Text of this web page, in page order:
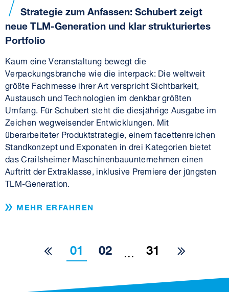
Strategie zum Anfassen: Schubert zeigt
neue TLM-Generation und klar strukturiertes
Portfolio
Kaum eine Veranstaltung bewegt die
Verpackungsbranche wie die interpack: Die weltweit
größte Fachmesse ihrer Art verspricht Sichtbarkeit,
Austausch und Technologien im denkbar größten
Umfang. Für Schubert steht die diesjährige Ausgabe im
Zeichen wegweisender Entwicklungen. Mit
überarbeiteter Produktstrategie, einem facettenreichen
Standkonzept und Exponaten in drei Kategorien bietet
das Crailsheimer Maschinenbauunternehmen einen
Auftritt der Extraklasse, inklusive Premiere der jüngsten
TLM-Generation.
MEHR ERFAHREN
01 02 ... 31